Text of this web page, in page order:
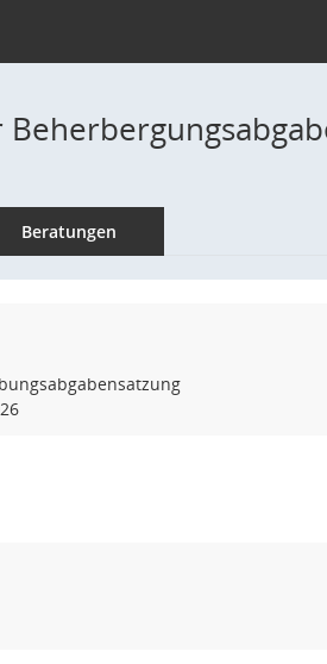
Beratungen